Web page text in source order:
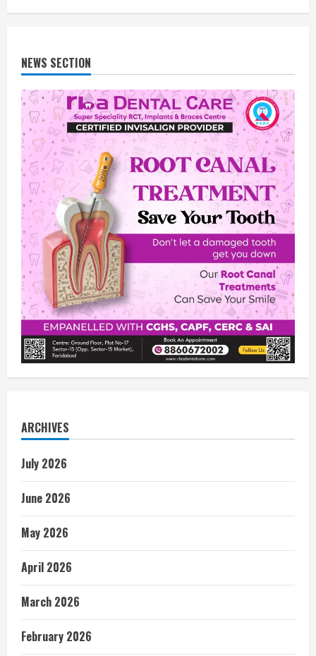
NEWS SECTION
ARCHIVES
July 2026
June 2026
May 2026
April 2026
March 2026
February 2026